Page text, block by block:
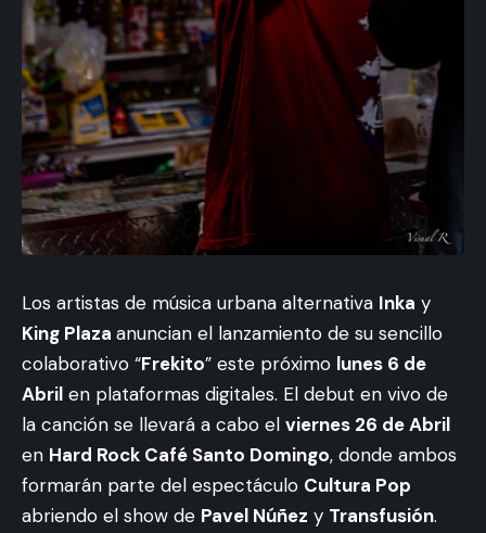
Los artistas de música urbana alternativa Inka y
King Plaza anuncian el lanzamiento de su sencillo
colaborativo “Frekito” este próximo lunes 6 de
Abril en plataformas digitales. El debut en vivo de
la canción se llevará a cabo el viernes 26 de Abril
en Hard Rock Café Santo Domingo, donde ambos
formarán parte del espectáculo Cultura Pop
abriendo el show de Pavel Núñez y Transfusión.